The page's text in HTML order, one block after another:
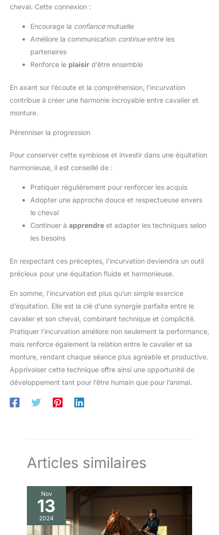
cheval. Cette connexion :
Encourage la confiancemutuelle
Améliore la communication continueentre les
partenaires
Renforce le plaisir d’être ensemble
En axant sur l’écoute et la compréhension, l’incurvation
contribue à créer une harmonie incroyable entre cavalier et
monture.
Pérenniser la progression
Pour conserver cette symbiose et investir dans une équitation
harmonieuse, il est conseillé de :
Pratiquer régulièrement pour renforcer les acquis
Adopter une approche douce et respectueuse envers
le cheval
Continuer à apprendre et adapter les techniques selon
les besoins
En respectant ces préceptes, l’incurvation deviendra un outil
précieux pour une équitation fluide et harmonieuse.
En somme, l’incurvation est plus qu’un simple exercice
d’équitation. Elle est la clé d’une synergie parfaite entre le
cavalier et son cheval, combinant technique et complicité.
Pratiquer l’incurvation améliore non seulement la performance,
mais renforce également la relation entre le cavalier et sa
monture, rendant chaque séance plus agréable et productive.
Apprivoiser cette technique offre ainsi une opportunité de
développement tant pour l’être humain que pour l’animal.
Articles similaires
Nov
13
2024